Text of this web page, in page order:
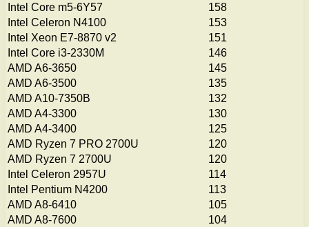
Intel Core m5-6Y57
158
Intel Celeron N4100
153
Intel Xeon E7-8870 v2
151
Intel Core i3-2330M
146
AMD A6-3650
145
AMD A6-3500
135
AMD A10-7350B
132
AMD A4-3300
130
AMD A4-3400
125
AMD Ryzen 7 PRO 2700U
120
AMD Ryzen 7 2700U
120
Intel Celeron 2957U
114
Intel Pentium N4200
113
AMD A8-6410
105
AMD A8-7600
104